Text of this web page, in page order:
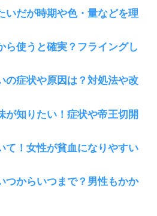
いだが時期や色・量などを理
ら使うと確実？フライングし
の症状や原因は？対処法や改
が知りたい！症状や帝王切開
て！女性が貧血になりやすい
つからいつまで？男性もかか